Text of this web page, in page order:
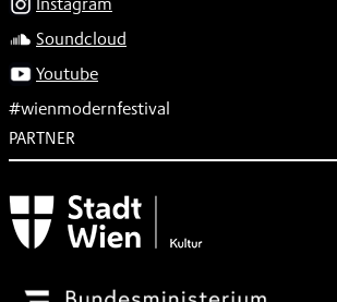
Soundcloud
Youtube
#wienmodernfestival
PARTNER
Subventionsgeber